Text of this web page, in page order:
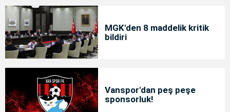
MGK'den 8 maddelik kritik
bildiri
Vanspor'dan peş peşe
sponsorluk!